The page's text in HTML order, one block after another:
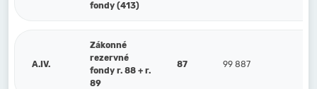
fondy (413)
A.IV.
Zákonné
rezervné
fondy r. 88 + r.
89
87 99 887